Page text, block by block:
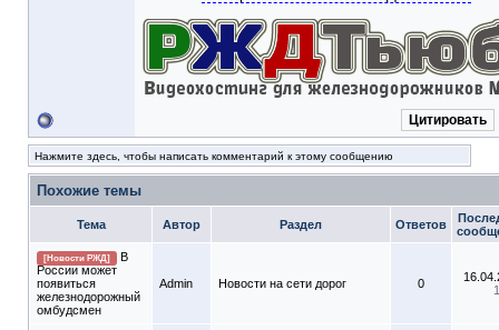
Цитировать
Нажмите здесь, чтобы написать комментарий к этому сообщению
Похожие темы
Тема Автор Раздел Ответов
[Новости РЖД]
В
России может
появиться
железнодорожный
омбудсмен
Admin Новости на сети дорог 0